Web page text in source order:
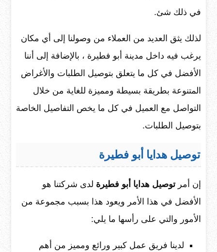
في ذلك شئ.
لذلك يثق العديد من العملاء من وصولنا إلى أي مكان
يرغب فيه داخل مدينة أبو فطيرة ، بالإضافة إلى أننا
الأفضل في كل ما يتعلق بتوصيل الطلبات والأغراض
المتنوعة بطريقة بسيطة ومميزة للغاية من خلال
التواصل مع العميل في كل ما يخص التفاصيل الخاصة
بتوصيل الطلبات.
توصيل هدايا أبو فطيرة
إن أمرتوصيل هدايا أبو فطيرة لدى شركتنا هو
الأفضل في هذا الأمر ويعود هذا بسبب مجموعة من
الأمور والتي على رأسها ما يلي:
لدينا فريق عمل كبير ورائع ومميز من أهم